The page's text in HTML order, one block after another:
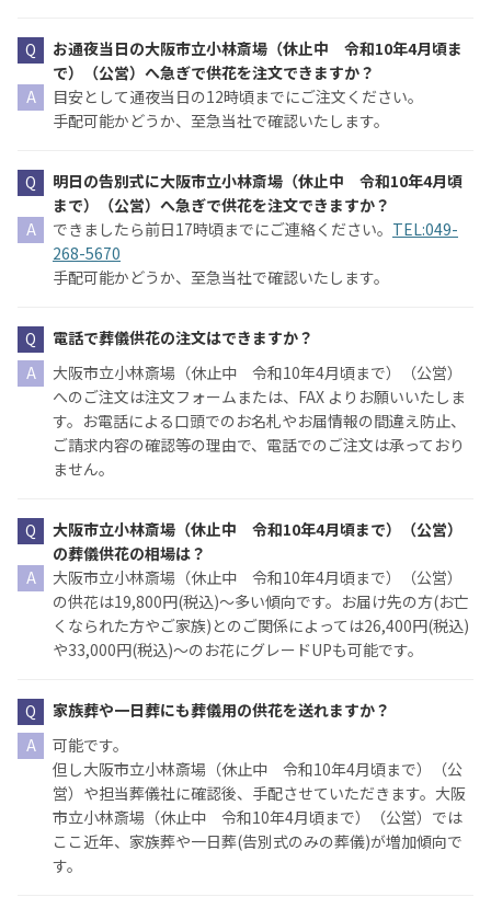
お通夜当日の大阪市立小林斎場（休止中 令和10年4月頃ま
で）（公営）へ急ぎで供花を注文できますか？
目安として通夜当日の12時頃までにご注文ください。
手配可能かどうか、至急当社で確認いたします。
明日の告別式に大阪市立小林斎場（休止中 令和10年4月頃
まで）（公営）へ急ぎで供花を注文できますか？
できましたら前日17時頃までにご連絡ください。 TEL:049-
268-5670
手配可能かどうか、至急当社で確認いたします。
電話で葬儀供花の注文はできますか？
大阪市立小林斎場（休止中 令和10年4月頃まで）（公営）
へのご注文は注文フォームまたは、FAX よりお願いいたしま
す。お電話による口頭でのお名札やお届情報の間違え防止、
ご請求内容の確認等の理由で、電話でのご注文は承っており
ません。
大阪市立小林斎場（休止中 令和10年4月頃まで）（公営）
の葬儀供花の相場は？
大阪市立小林斎場（休止中 令和10年4月頃まで）（公営）
の供花は19,800円(税込)〜多い傾向です。お届け先の方(お亡
くなられた方やご家族)とのご関係によっては26,400円(税込)
や33,000円(税込)〜のお花にグレードUPも可能です。
家族葬や一日葬にも葬儀用の供花を送れますか？
可能です。
但し大阪市立小林斎場（休止中 令和10年4月頃まで）（公
営）や担当葬儀社に確認後、手配させていただきます。大阪
市立小林斎場（休止中 令和10年4月頃まで）（公営）では
ここ近年、家族葬や一日葬(告別式のみの葬儀)が増加傾向で
す。